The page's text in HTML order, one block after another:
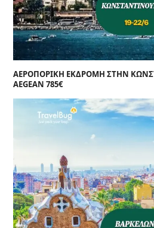
ΑΕΡΟΠΟΡΙΚΗ ΕΚΔΡΟΜΗ ΣΤΗΝ
AEGEAN 785€